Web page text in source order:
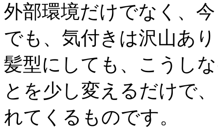
外部環境だけでなく、
でも、気付きは沢山あ
髪型にしても、こうし
とを少し変えるだけで
れてくるものです。